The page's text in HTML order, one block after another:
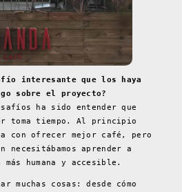
interesante que los haya
sobre el proyecto?
ha sido entender que
toma tiempo. Al principio
con ofrecer mejor café, pero
necesitábamos aprender a
más humana y accesible.
muchas cosas: desde cómo